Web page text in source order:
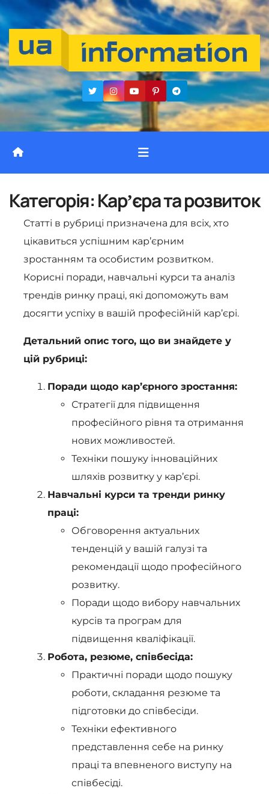
Перейти
до
вмісту
Категорія:Карʼєра та розвиток
Статті в рубриці призначена для всіх, хто
цікавиться успішним кар’єрним
зростанням та особистим розвитком.
Корисні поради, навчальні курси та аналіз
трендів ринку праці, які допоможуть вам
досягти успіху в вашій професійній кар’єрі.
Детальний опис того, що ви знайдете у
цій рубриці:
Поради щодо кар’єрного зростання:
Стратегії для підвищення
професійного рівня та отримання
нових можливостей.
Техніки пошуку інноваційних
шляхів розвитку у кар’єрі.
Навчальні курси та тренди ринку
праці:
Обговорення актуальних
тенденцій у вашій галузі та
рекомендації щодо професійного
розвитку.
Поради щодо вибору навчальних
курсів та програм для
підвищення кваліфікації.
Робота, резюме, співбесіда:
Практичні поради щодо пошуку
роботи, складання резюме та
підготовки до співбесіди.
Техніки ефективного
представлення себе на ринку
праці та впевненого виступу на
співбесіді.